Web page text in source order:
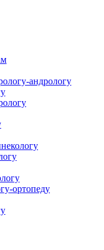
андрологу
ортопеду